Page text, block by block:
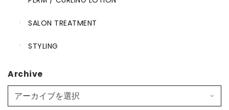
SALON TREATMENT
STYLING
Archive